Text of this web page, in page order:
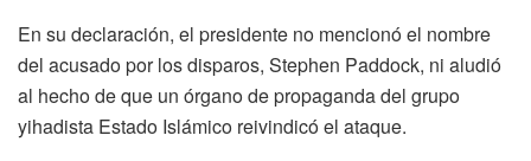
En su declaración, el presidente no mencionó el nombre
del acusado por los disparos, Stephen Paddock, ni aludió
al hecho de que un órgano de propaganda del grupo
yihadista Estado Islámico reivindicó el ataque.